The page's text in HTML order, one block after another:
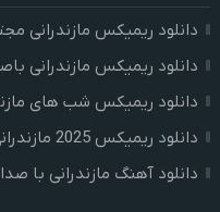
دانلود ریمیکس مازندرانی
دانلود ریمیکس مازندرانی
دانلود ریمیکس شب های
دانلود ریمیکس 2025 مازندرانی با صدای مجتبی صالحی
دانلود آهنگ مازندرانی با